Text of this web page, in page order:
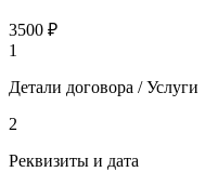
3500 ₽
1
Детали договора / Услуги
2
Реквизиты и дата